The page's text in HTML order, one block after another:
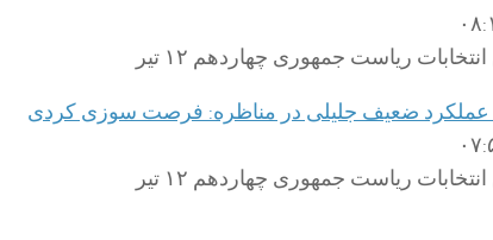
عملکرد ضعیف جلیلی در مناظره: فرصت سوزی کردی